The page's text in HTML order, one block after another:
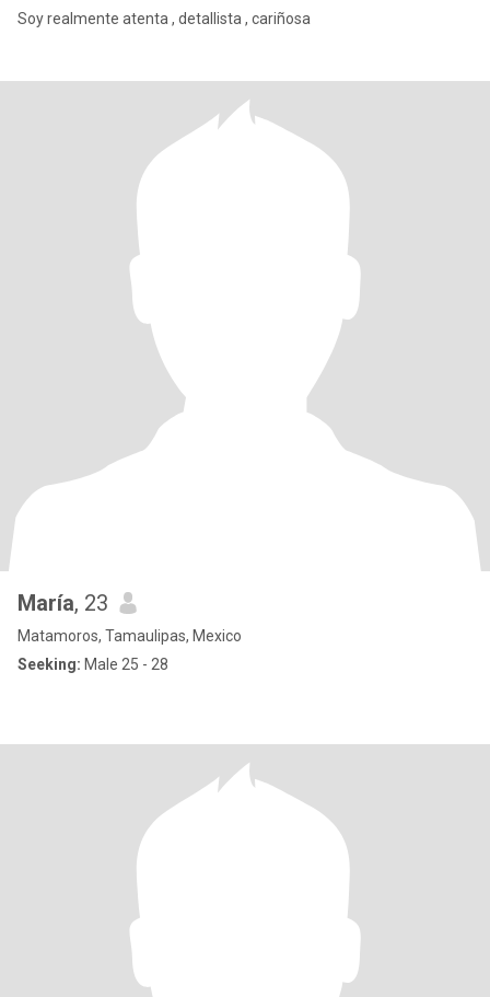
Soy realmente atenta , detallista , cariñosa
María, 23
Matamoros, Tamaulipas, Mexico
Seeking: Male 25 - 28